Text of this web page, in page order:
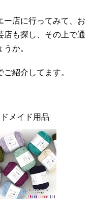
ー店に行ってみて、お
店も探し、その上で通
か。
紹介してます。
メイド用品